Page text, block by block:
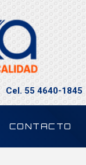
Cel. 55 4640-1845
CONTACTO